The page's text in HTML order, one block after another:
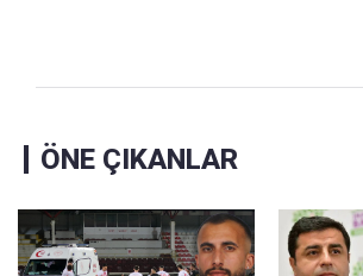
ÖNE ÇIKANLAR